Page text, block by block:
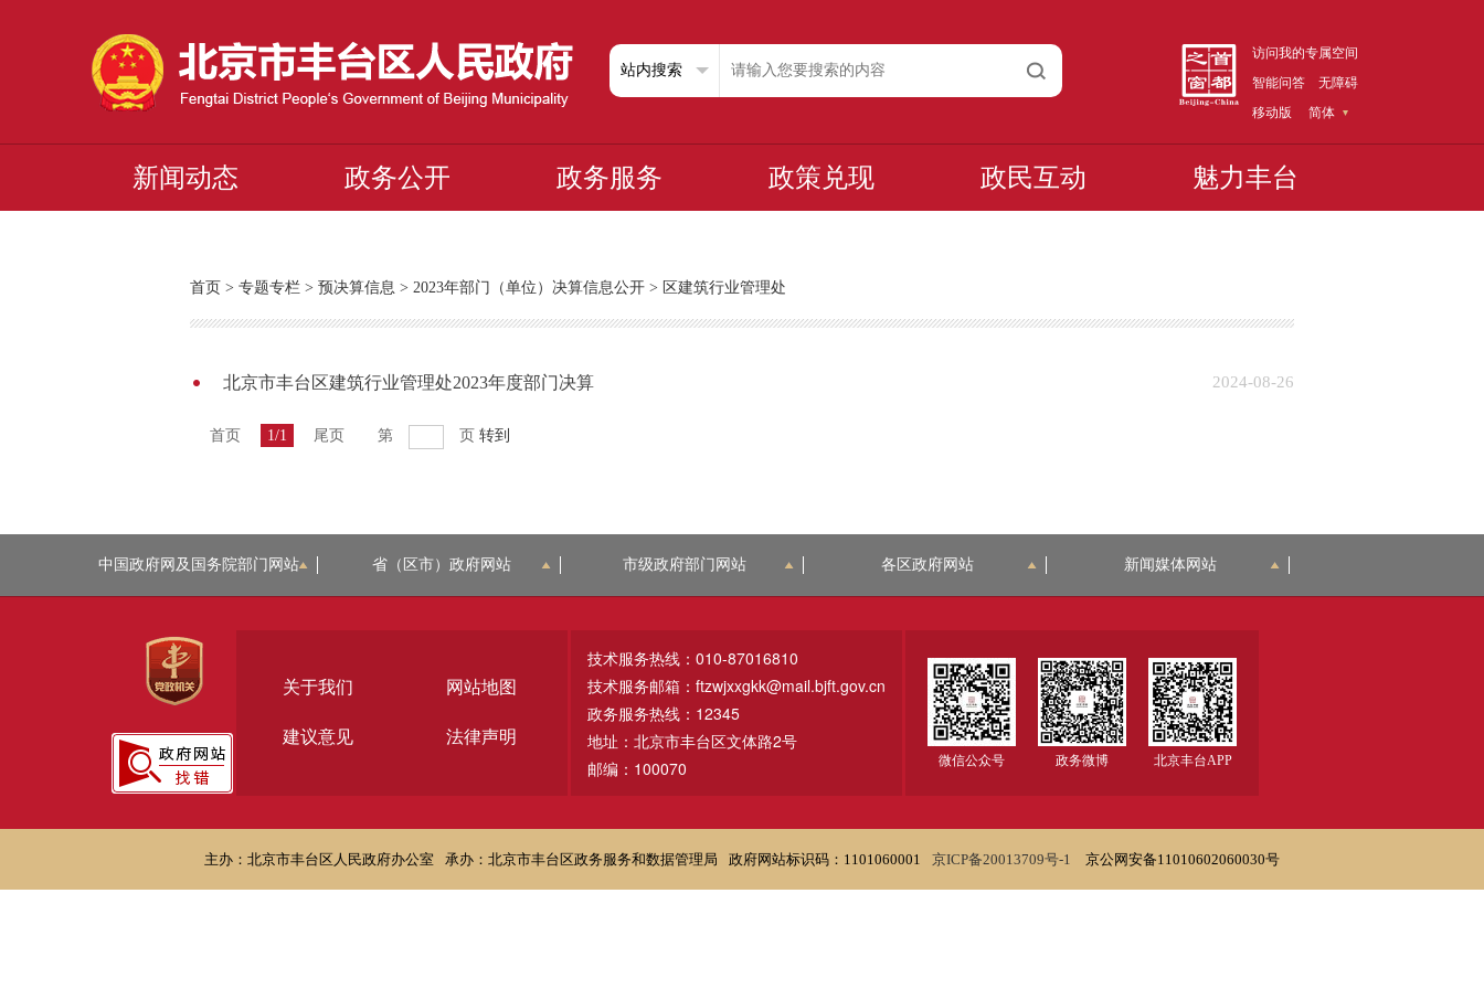
访问我的专属空间
智能问答
无障碍
移动版
简体
新闻动态 政务公开 政务服务 政策兑现 政民互动 魅力丰台
首页 > 专题专栏 > 预决算信息 > 2023年部门（单位）决算信息公开 > 区建筑行业管理处
北京市丰台区建筑行业管理处2023年度部门决算 2024-08-26
首页 1/1 尾页 第 页 转到
中国政府网及国务院部门网站 省（区市）政府网站 市级政府部门网站 各区政府网站 新闻媒体网站
关于我们 网站地图
建议意见 法律声明
技术服务热线：010-87016810
技术服务邮箱：ftzwjxxgkk@mail.bjft.gov.cn
政务服务热线：12345
地址：北京市丰台区文体路2号
邮编：100070
微信公众号 政务微博 北京丰台APP
主办：北京市丰台区人民政府办公室 承办：北京市丰台区政务服务和数据管理局 政府网站标识码：1101060001 京ICP备20013709号-1 京公网安备11010602060030号